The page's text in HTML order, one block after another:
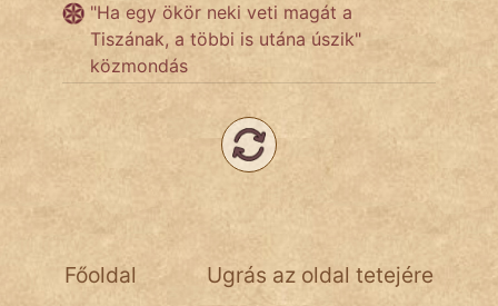
vörös ördög
NapHold
pszichopati
szegény legény
"Ha egy ökör neki veti magát a
Tiszának, a többi is utána úszik"
közmondás
Ugrás az oldal tetejére
Főoldal